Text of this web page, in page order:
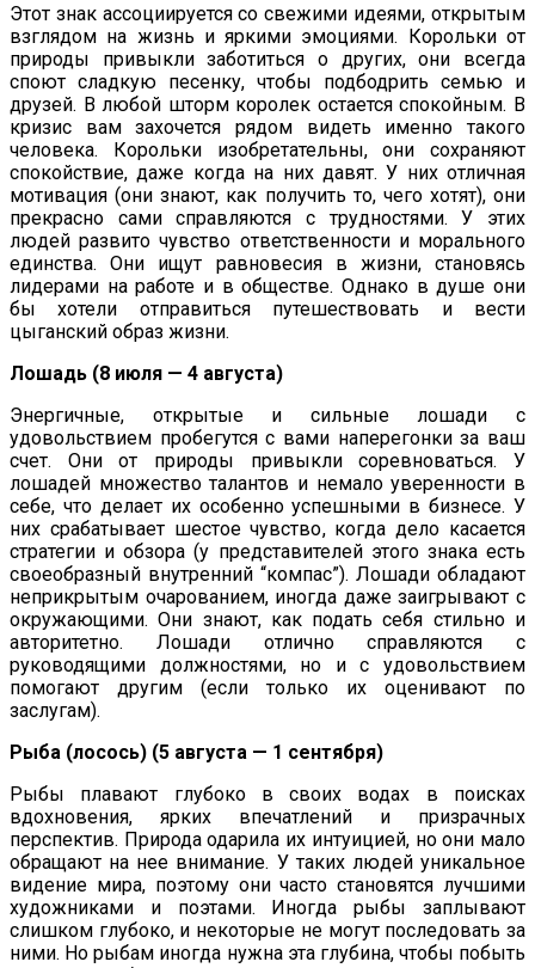
Этот знак ассоциируется со свежими идеями, открытым
взглядом на жизнь и яркими эмоциями. Корольки от
природы привыкли заботиться о других, они всегда
споют сладкую песенку, чтобы подбодрить семью и
друзей. В любой шторм королек остается спокойным. В
кризис вам захочется рядом видеть именно такого
человека. Корольки изобретательны, они сохраняют
спокойствие, даже когда на них давят. У них отличная
мотивация (они знают, как получить то, чего хотят), они
прекрасно сами справляются с трудностями. У этих
людей развито чувство ответственности и морального
единства. Они ищут равновесия в жизни, становясь
лидерами на работе и в обществе. Однако в душе они
бы хотели отправиться путешествовать и вести
цыганский образ жизни.
Лошадь (8 июля — 4 августа)
Энергичные, открытые и сильные лошади с
удовольствием пробегутся с вами наперегонки за ваш
счет. Они от природы привыкли соревноваться. У
лошадей множество талантов и немало уверенности в
себе, что делает их особенно успешными в бизнесе. У
них срабатывает шестое чувство, когда дело касается
стратегии и обзора (у представителей этого знака есть
своеобразный внутренний “компас”). Лошади обладают
неприкрытым очарованием, иногда даже заигрывают с
окружающими. Они знают, как подать себя стильно и
авторитетно. Лошади отлично справляются с
руководящими должностями, но и с удовольствием
помогают другим (если только их оценивают по
заслугам).
Рыба (лосось) (5 августа — 1 сентября)
Рыбы плавают глубоко в своих водах в поисках
вдохновения, ярких впечатлений и призрачных
перспектив. Природа одарила их интуицией, но они мало
обращают на нее внимание. У таких людей уникальное
видение мира, поэтому они часто становятся лучшими
художниками и поэтами. Иногда рыбы заплывают
слишком глубоко, и некоторые не могут последовать за
ними. Но рыбам иногда нужна эта глубина, чтобы побыть